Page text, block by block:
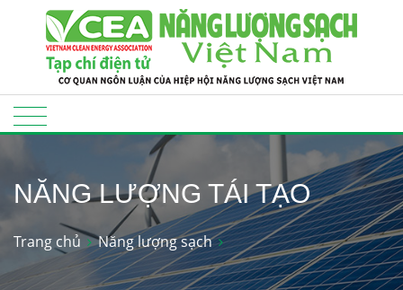
NĂNG LƯỢNG TÁI TẠO
Trang chủ Năng lượng sạch